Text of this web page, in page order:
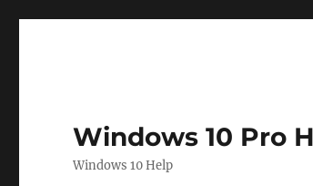
Windows 10 Pro
Windows 10 Help